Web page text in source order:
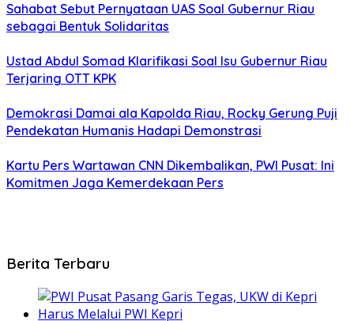
Sahabat Sebut Pernyataan UAS Soal Gubernur Riau
sebagai Bentuk Solidaritas
Ustad Abdul Somad Klarifikasi Soal Isu Gubernur Riau
Terjaring OTT KPK
Demokrasi Damai ala Kapolda Riau, Rocky Gerung Puji
Pendekatan Humanis Hadapi Demonstrasi
Kartu Pers Wartawan CNN Dikembalikan, PWI Pusat: Ini
Komitmen Jaga Kemerdekaan Pers
Berita Terbaru